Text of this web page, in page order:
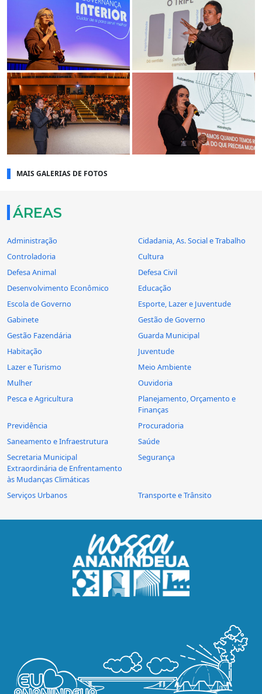
MAIS GALERIAS DE FOTOS
ÁREAS
Administração
Cidadania, As. Social e Trabalho
Controladoria
Cultura
Defesa Animal
Defesa Civil
Desenvolvimento Econômico
Educação
Escola de Governo
Esporte, Lazer e Juventude
Gabinete
Gestão de Governo
Gestão Fazendária
Guarda Municipal
Habitação
Juventude
Lazer e Turismo
Meio Ambiente
Mulher
Ouvidoria
Pesca e Agricultura
Planejamento, Orçamento e
Finanças
Previdência
Procuradoria
Saneamento e Infraestrutura
Saúde
Secretaria Municipal
Extraordinária de Enfrentamento
às Mudanças Climáticas
Segurança
Serviços Urbanos Transporte e Trânsito